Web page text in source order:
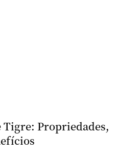
Tigre: Propriedades,